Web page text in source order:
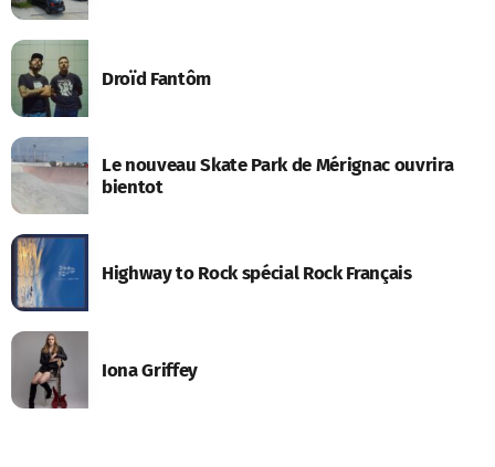
Droïd Fantôm
Le nouveau Skate Park de Mérignac ouvrira
bientot
Highway to Rock spécial Rock Français
Iona Griffey